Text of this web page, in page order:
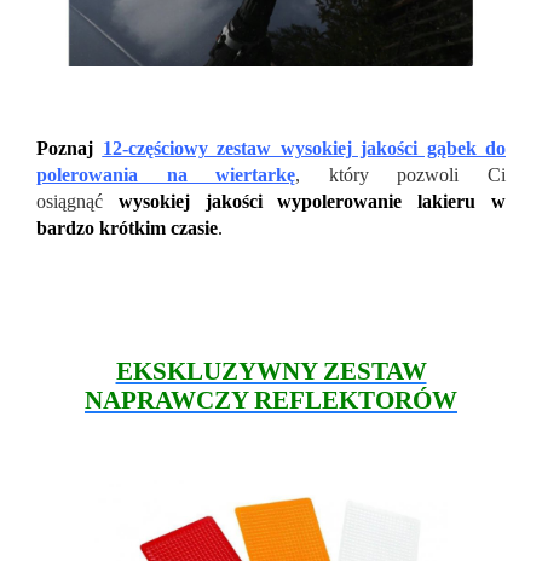
Poznaj 12-częściowy zestaw wysokiej jakości gąbek do
polerowania na wiertarkę, który pozwoli Ci
osiągnąć
wysokiej jakości wypolerowanie lakieru w
bardzo krótkim czasie.
EKSKLUZYWNY ZESTAW
NAPRAWCZY REFLEKTORÓW